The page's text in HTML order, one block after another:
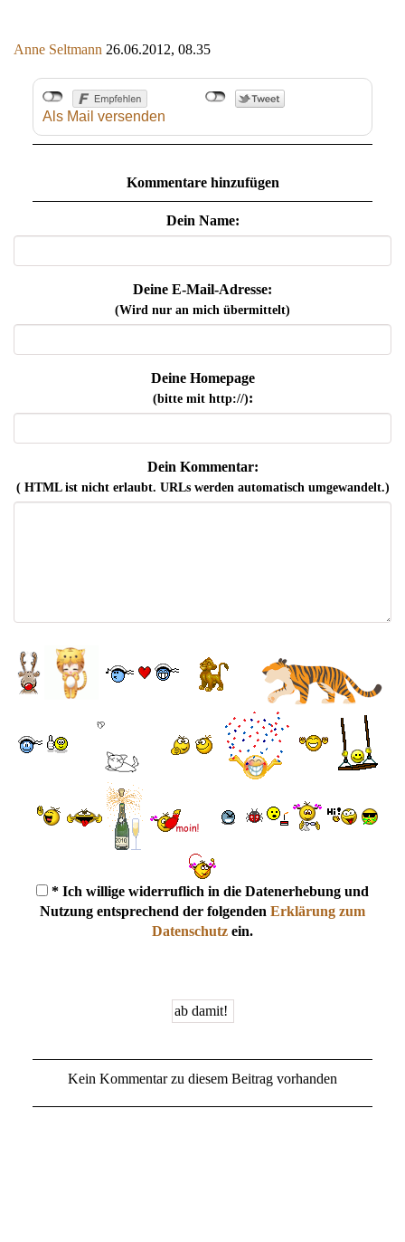
Anne Seltmann 26.06.2012, 08.35
Als Mail versenden
Kommentare hinzufügen
Dein Name:
Deine E-Mail-Adresse:
(Wird nur an mich übermittelt)
Deine Homepage
(bitte mit http://):
Dein Kommentar:
( HTML ist nichterlaubt. URLs werden automatisch umgewandelt.)
* Ich willige widerruflich in die Datenerhebung und
Nutzung entsprechend der folgenden Erklärung zum
Datenschutz ein.
Kein Kommentar zu diesem Beitrag vorhanden